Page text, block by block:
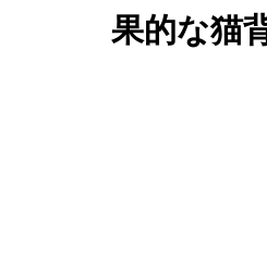
果的な猫